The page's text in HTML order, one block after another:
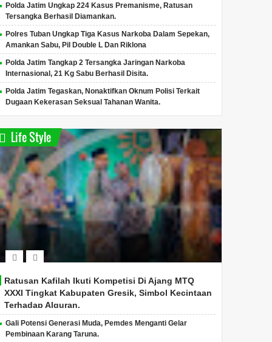
Polda Jatim Ungkap 224 Kasus Premanisme, Ratusan
Tersangka Berhasil Diamankan.
Polres Tuban Ungkap Tiga Kasus Narkoba Dalam Sepekan,
Amankan Sabu, Pil Double L Dan Riklona
Polda Jatim Tangkap 2 Tersangka Jaringan Narkoba
Internasional, 21 Kg Sabu Berhasil Disita.
Polda Jatim Tegaskan, Nonaktifkan Oknum Polisi Terkait
Dugaan Kekerasan Seksual Tahanan Wanita.
Life Style
Ratusan Kafilah Ikuti Kompetisi Di Ajang MTQ
XXXI Tingkat Kabupaten Gresik, Simbol Kecintaan
Terhadap Alquran.
Gali Potensi Generasi Muda, Pemdes Menganti Gelar
Pembinaan Karang Taruna.